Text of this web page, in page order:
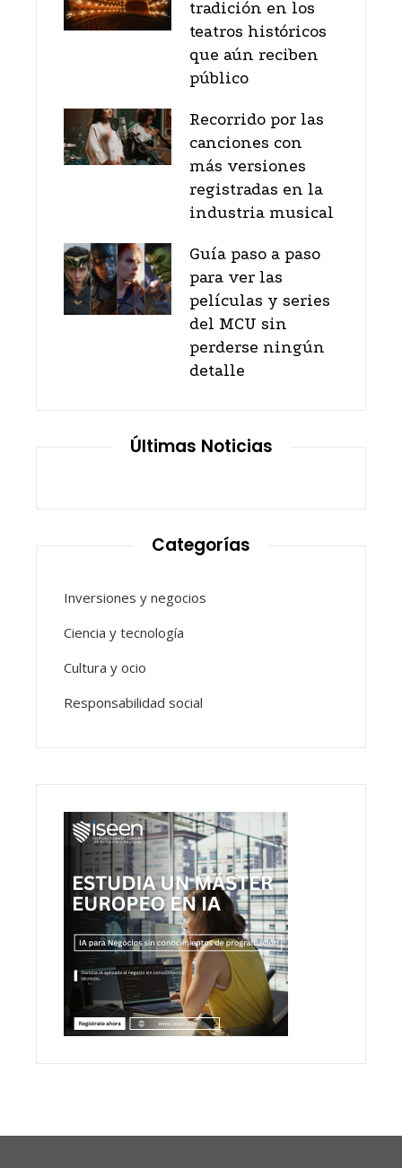
tradición en los
teatros históricos
que aún reciben
público
Recorrido por las
canciones con
más versiones
registradas en la
industria musical
Guía paso a paso
para ver las
películas y series
del MCU sin
perderse ningún
detalle
Últimas Noticias
Categorías
Inversiones y negocios
Ciencia y tecnología
Cultura y ocio
Responsabilidad social